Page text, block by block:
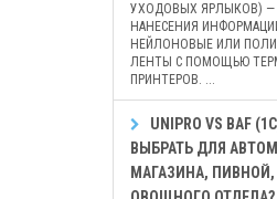
УХОДОВЫХ ЯРЛЫКОВ) —
НАНЕСЕНИЯ
НЕЙЛОНОВЫЕ ИЛИ
ЛЕНТЫ С ПОМОЩЬЮ
ПРИНТЕРОВ. ...
UNIPRO VS BAF
ВЫБРАТЬ ДЛЯ
МАГАЗИНА,